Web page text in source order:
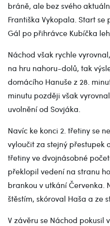
bráně, ale bez svého
Františka Vykopala. Start se
Gál po přihrávce Kubíčka
Náchod však rychle
na hru nahoru-dolů, tak
domácího Hanuše z 28.
minutu později však
uvolnění od Sovjáka.
Navíc ke konci 2. třetiny se
vyloučit za stejný přestupek
třetiny ve dvojnásobné
překlopil vedení na stranu
brankou v utkání Červenka.
štěstím, skóroval Haša a ze
V závěru se Náchod pokusil